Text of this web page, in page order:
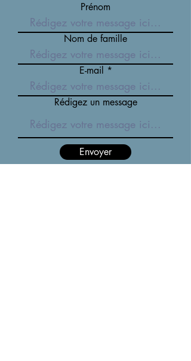
Prénom
Nom de famille
E-mail
Rédigez un message
Envoyer